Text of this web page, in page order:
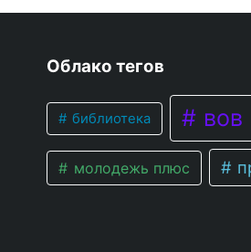
Облако тегов
библиотека вов
молодежь плюс